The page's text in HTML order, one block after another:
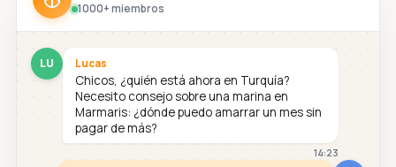
1000+ miembros
LU Lucas
Chicos, ¿quién está ahora en Turquía?
Necesito consejo sobre una marina en
Marmaris: ¿dónde puedo amarrar un mes sin
pagar de más?
14:23